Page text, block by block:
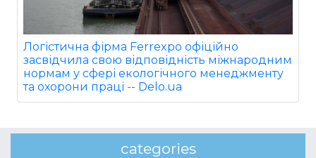
Логістична фірма Ferrexpo офіційно
засвідчила свою відповідність міжнародним
нормам у сфері екологічного менеджменту
та охорони праці -- Delo.ua
categories